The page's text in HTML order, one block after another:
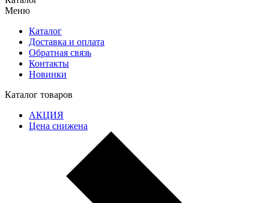
Меню
Каталог
Доставка и оплата
Обратная связь
Контакты
Новинки
Каталог товаров
АКЦИЯ
Цена снижена